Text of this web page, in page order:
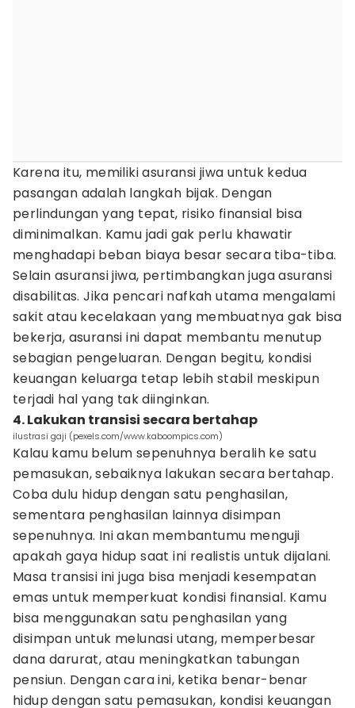
Karena itu, memiliki asuransi jiwa untuk kedua
pasangan adalah langkah bijak. Dengan
perlindungan yang tepat, risiko finansial bisa
diminimalkan. Kamu jadi gak perlu khawatir
menghadapi beban biaya besar secara tiba-tiba.
Selain asuransi jiwa, pertimbangkan juga asuransi
disabilitas. Jika pencari nafkah utama mengalami
sakit atau kecelakaan yang membuatnya gak bisa
bekerja, asuransi ini dapat membantu menutup
sebagian pengeluaran. Dengan begitu, kondisi
keuangan keluarga tetap lebih stabil meskipun
terjadi hal yang tak diinginkan.
4. Lakukan transisi secara bertahap
ilustrasi gaji (pexels.com/www.kaboompics.com)
Kalau kamu belum sepenuhnya beralih ke satu
pemasukan, sebaiknya lakukan secara bertahap.
Coba dulu hidup dengan satu penghasilan,
sementara penghasilan lainnya disimpan
sepenuhnya. Ini akan membantumu menguji
apakah gaya hidup saat ini realistis untuk dijalani.
Masa transisi ini juga bisa menjadi kesempatan
emas untuk memperkuat kondisi finansial. Kamu
bisa menggunakan satu penghasilan yang
disimpan untuk melunasi utang, memperbesar
dana darurat, atau meningkatkan tabungan
pensiun. Dengan cara ini, ketika benar-benar
hidup dengan satu pemasukan, kondisi keuangan